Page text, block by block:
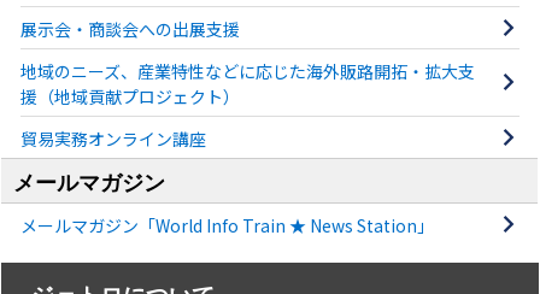
展示会・商談会への出展支援
地域のニーズ、産業特性などに応じた海外販路開拓・拡大支
援（地域貢献プロジェクト）
貿易実務オンライン講座
メールマガジン
メールマガジン「World Info Train ★ News Station」